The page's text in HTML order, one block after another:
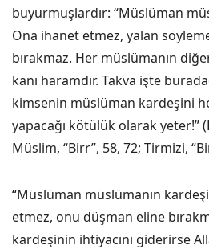
buyurmuşlardır: “Müslüman
Ona ihanet etmez, yalan
bırakmaz. Her müslümanın
kanı haramdır. Takva işte
kimsenin müslüman kardeşini
yapacağı kötülük olarak yeter!”
Müslim, “Birr”, 58, 72; Tirmizi,
“Müslüman müslümanın
etmez, onu düşman eline
kardeşinin ihtiyacını giderirse